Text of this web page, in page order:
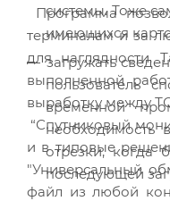
системы. Тоже
имеющихся
загружать
пользователь
временной
необходимость
отрезки, когда
последующей
Программа
терминалам и за
для наглядности.
выполненной
выработку между
“Спутниковый
и в типовые
"Универсальный
файл из любой